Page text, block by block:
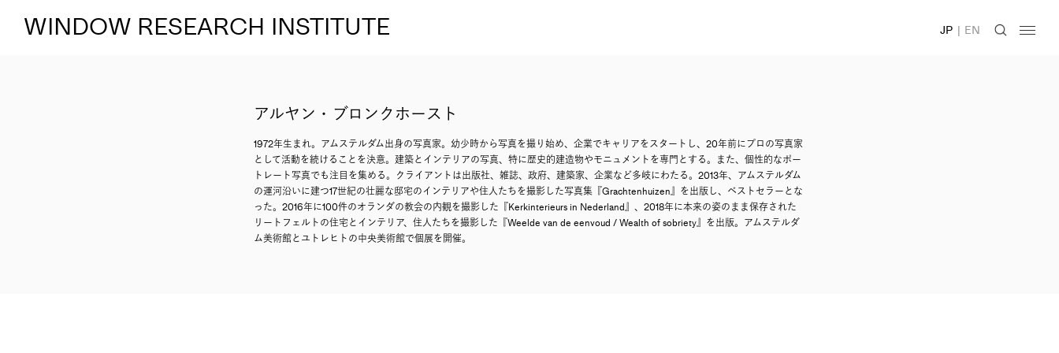
WINDOW RESEARCH INSTITUTE JP | EN
アルヤン・ブロンクホースト
1972年生まれ。アムステルダム出身の写真家。幼少時から写真を撮り始め、企業でキャリアをスタートし、20年前にプロの写真家
として活動を続けることを決意。建築とインテリアの写真、特に歴史的建造物やモニュメントを専門とする。また、個性的なポー
トレート写真でも注目を集める。クライアントは出版社、雑誌、政府、建築家、企業など多岐にわたる。2013年、アムステルダム
の運河沿いに建つ17世紀の壮麗な邸宅のインテリアや住人たちを撮影した写真集『Grachtenhuizen』を出版し、ベストセラーとな
った。2016年に100件のオランダの教会の内観を撮影した『Kerkinterieurs in Nederland』、2018年に本来の姿のまま保存された
リートフェルトの住宅とインテリア、住人たちを撮影した『Weelde van de eenvoud / Wealth of sobriety』を出版。アムステルダ
ム美術館とユトレヒトの中央美術館で個展を開催。